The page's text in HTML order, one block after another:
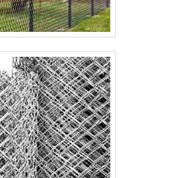
associados e
garante a melhor
com qualidade..